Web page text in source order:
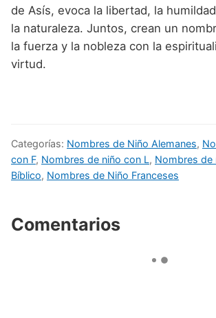
de Asís, evoca la libertad, la
la naturaleza. Juntos, crean un
la fuerza y la nobleza con la
virtud.
Categorías: Nombres de Niño Alemanes,
con F, Nombres de niño con L, Nombres de
Bíblico, Nombres de Niño Franceses
Comentarios